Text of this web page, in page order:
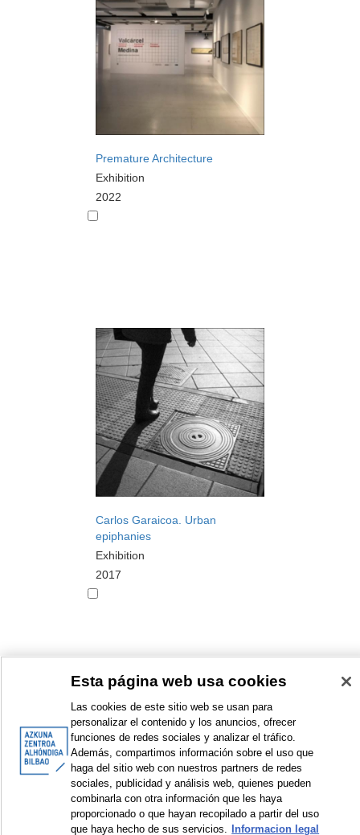
Premature Architecture
Exhibition
2022
Carlos Garaicoa. Urban
epiphanies
Exhibition
2017
Items sorted by: 11 to 20 of 66
© Azkuna Zentroa - Alhóndiga Bilbao
Esta página web usa cookies
Las cookies de este sitio web se usan para
personalizar el contenido y los anuncios, ofrecer
funciones de redes sociales y analizar el tráfico.
Además, compartimos información sobre el uso que
haga del sitio web con nuestros partners de redes
sociales, publicidad y análisis web, quienes pueden
combinarla con otra información que les haya
proporcionado o que hayan recopilado a partir del uso
que haya hecho de sus servicios.
Informacion legal